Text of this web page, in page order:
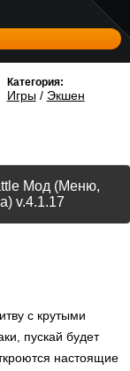
Категория:
Игры/ Экшен
Мод (Меню,
v.4.1.17
с крутыми
пускай будет
настоящие